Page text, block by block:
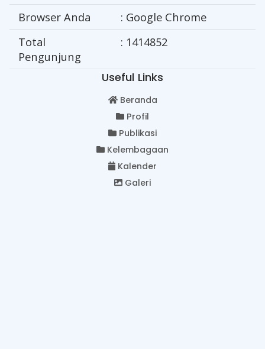
Browser Anda
: Google Chrome
Total
Pengunjung
: 1414852
Useful Links
Beranda
Profil
Publikasi
Kelembagaan
Kalender
Galeri